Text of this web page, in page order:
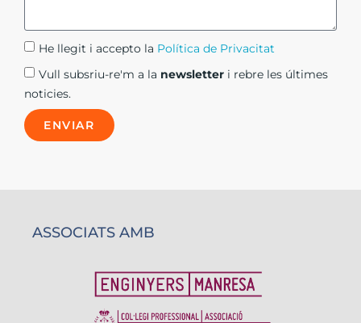
He llegit i accepto la Política de Privacitat​
Vull subsriu-re'm a la newsletter i rebre les últimes
noticies.
ENVIAR
ASSOCIATS AMB